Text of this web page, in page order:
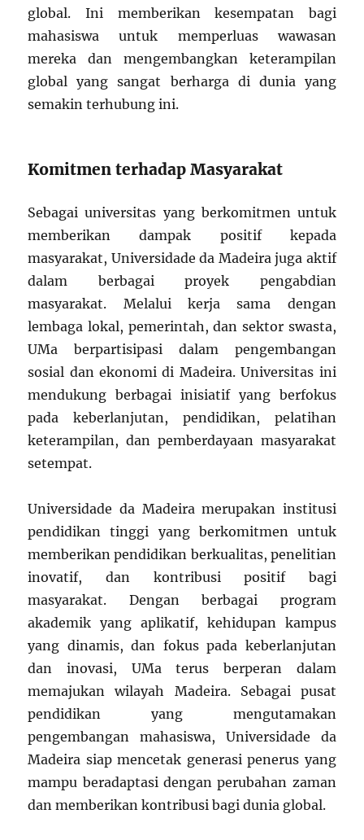
global. Ini memberikan kesempatan bagi
mahasiswa untuk memperluas wawasan
mereka dan mengembangkan keterampilan
global yang sangat berharga di dunia yang
semakin terhubung ini.
Komitmen terhadap Masyarakat
Sebagai universitas yang berkomitmen untuk
memberikan dampak positif kepada
masyarakat, Universidade da Madeira juga aktif
dalam berbagai proyek pengabdian
masyarakat. Melalui kerja sama dengan
lembaga lokal, pemerintah, dan sektor swasta,
UMa berpartisipasi dalam pengembangan
sosial dan ekonomi di Madeira. Universitas ini
mendukung berbagai inisiatif yang berfokus
pada keberlanjutan, pendidikan, pelatihan
keterampilan, dan pemberdayaan masyarakat
setempat.
Universidade da Madeira merupakan institusi
pendidikan tinggi yang berkomitmen untuk
memberikan pendidikan berkualitas, penelitian
inovatif, dan kontribusi positif bagi
masyarakat. Dengan berbagai program
akademik yang aplikatif, kehidupan kampus
yang dinamis, dan fokus pada keberlanjutan
dan inovasi, UMa terus berperan dalam
memajukan wilayah Madeira. Sebagai pusat
pendidikan yang mengutamakan
pengembangan mahasiswa, Universidade da
Madeira siap mencetak generasi penerus yang
mampu beradaptasi dengan perubahan zaman
dan memberikan kontribusi bagi dunia global.